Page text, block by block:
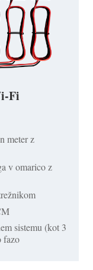
Fi
meter z
v omarico z
sistemu (kot 3
fazo